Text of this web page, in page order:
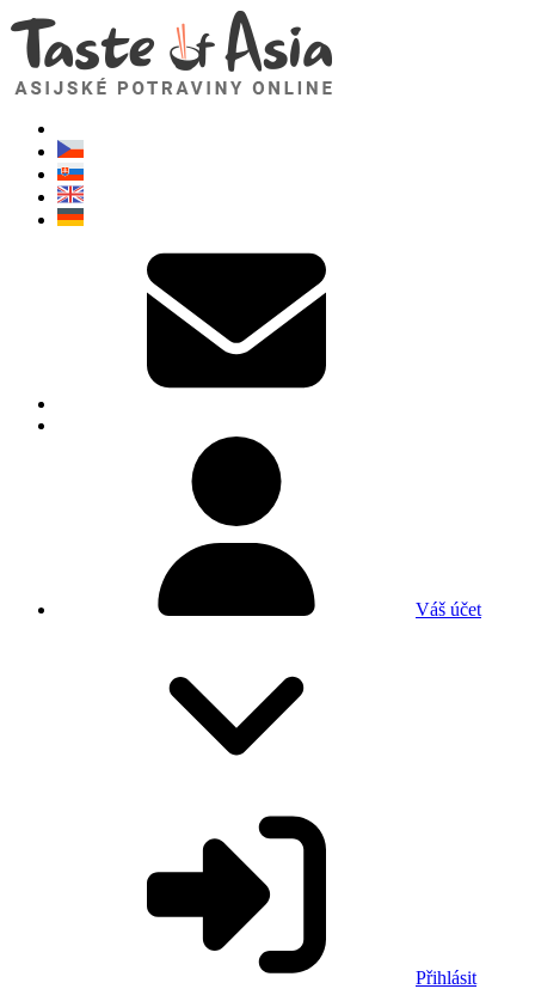
Váš účet
Přihlásit
TasteOfAsia.cz
Neváhejte se zeptat. Jsem tady pro vás!